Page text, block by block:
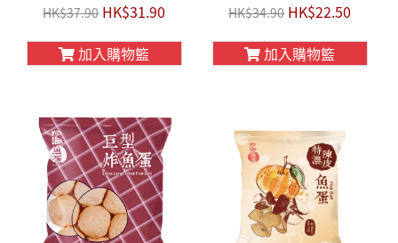
HK$37.90HK$31.90
加入購物籃
HK$34.90HK$22.50
加入購物籃